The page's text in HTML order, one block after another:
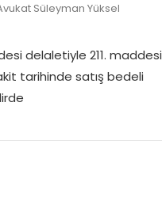
Süleyman Yüksel
delaletiyle 211. maddesi
tarihinde satış bedeli